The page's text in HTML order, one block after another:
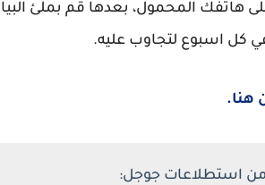
على هاتفك المحمول، بعدها قم بملئ
كل اسبوع لتجاوب عليه.
هنا.
من استطلاعات جوجل: